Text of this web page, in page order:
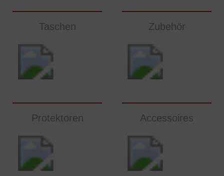
Taschen Zubehör
Protektoren Accessoires